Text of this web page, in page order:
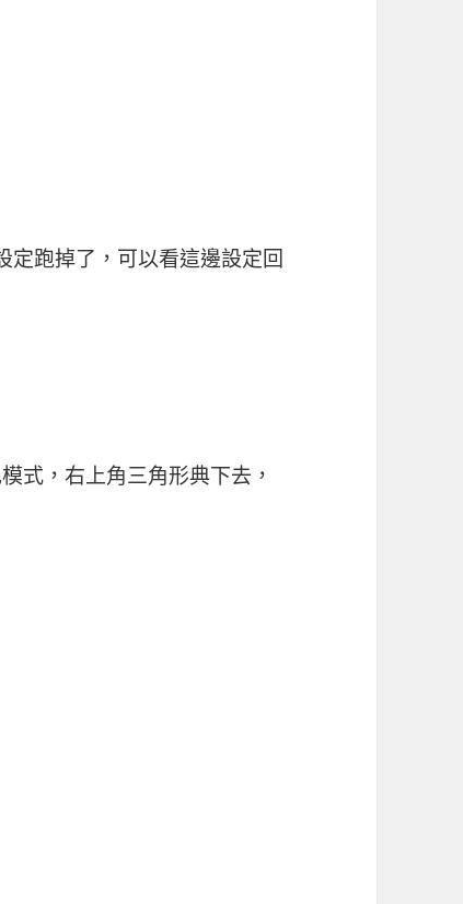
定跑掉了，可以看這邊設定回
式，右上角三角形典下去，